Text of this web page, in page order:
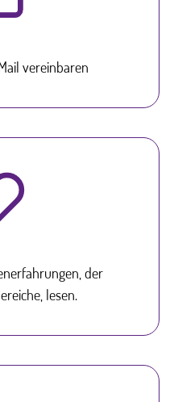
vereinbaren
der
lesen.